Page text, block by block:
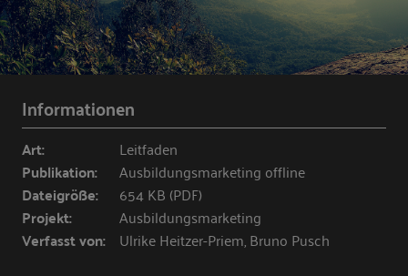
Informationen
Art: Leitfaden
Publikation: Ausbildungsmarketing offline
Dateigröße: 654 KB (PDF)
Projekt: Ausbildungsmarketing
Verfasst von: Ulrike Heitzer-Priem, Bruno Pusch